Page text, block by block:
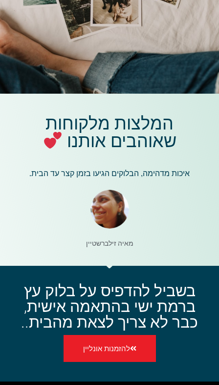
המלצות מלקוחות
שאוהבים אותנו
איכות מדהימה, הבלוקים הגיעו בזמן קצר עד הבית.
מאיה זילברשטיין
בשביל להדפיס על בלוק עץ
ברמת ישי בהתאמה אישית,
כבר לא צריך לצאת מהבית..
להזמנות אונליין